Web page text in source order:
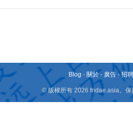
Blog - 關於 - 廣告 -招
© 版權所有 2026 fridae.asia。